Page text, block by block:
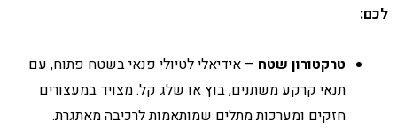
לכם:
טרקטורון שטח – אידיאלי לטיולי פנאי בשטח פתוח, עם
תנאי קרקע משתנים, בוץ או שלג קל. מצויד במעצורים
חזקים ומערכות מתלים שמותאמות לרכיבה מאתגרת.